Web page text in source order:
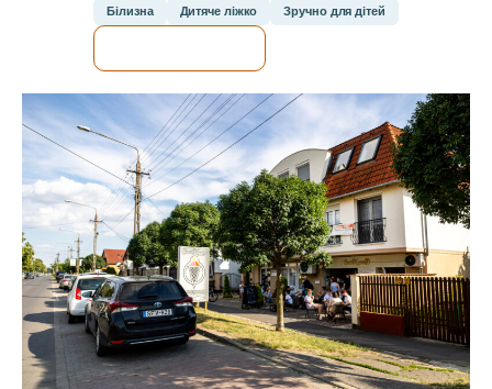
Білизна Дитяче ліжко Зручно для дітей